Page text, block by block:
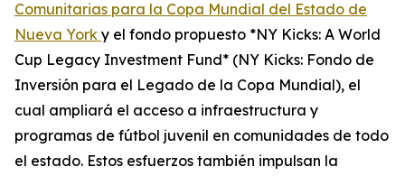
Comunitarias para la Copa Mundial del Estado de
Nueva York y el fondo propuesto *NY Kicks: A World
Cup Legacy Investment Fund* (NY Kicks: Fondo de
Inversión para el Legado de la Copa Mundial), el
cual ampliará el acceso a infraestructura y
programas de fútbol juvenil en comunidades de todo
el estado. Estos esfuerzos también impulsan la